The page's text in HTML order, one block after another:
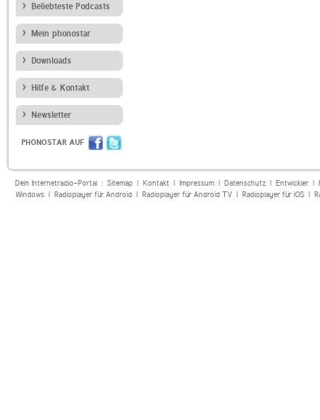
Beliebteste Podcasts
Mein phonostar
Downloads
Hilfe & Kontakt
Newsletter
PHONOSTAR AUF
Dein Internetradio-Portal : Sitemap| Kontakt| Impressum| Datenschutz| Entwickler|
Windows| Radioplayer für Android| Radioplayer für Android TV| Radioplayer für iOS|